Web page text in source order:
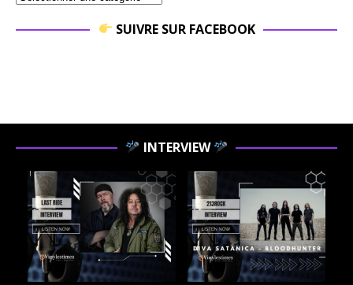
SUIVRE SUR FACEBOOK
INTERVIEW